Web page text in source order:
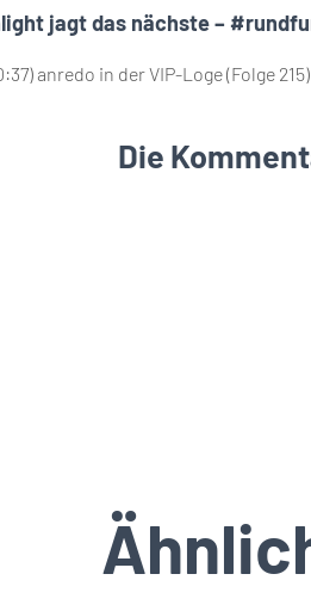
jagt das nächste –
anredo in der VIP-Loge (Folge
Die